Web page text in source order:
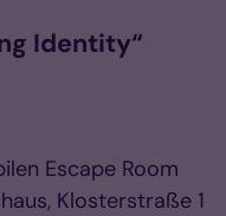
Identity“
Escape Room
Klosterstraße 1